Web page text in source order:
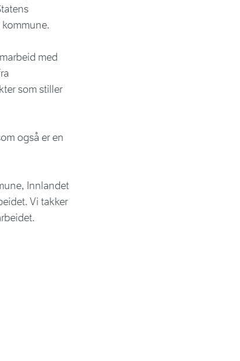
med
som stiller
også er en
Innlandet
Vi takker